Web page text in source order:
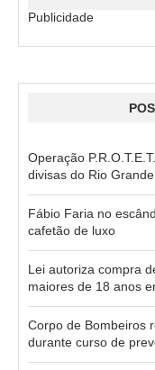
Publicidade
Operação
divisas do Rio
Fábio Faria no
cafetão de luxo
Lei autoriza compra
maiores de 18 anos
Corpo de Bombeiros
durante curso de